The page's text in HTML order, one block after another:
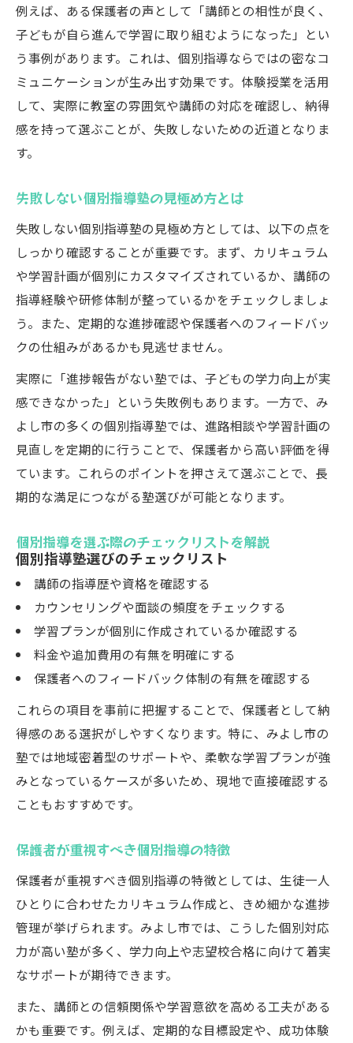
例えば、ある保護者の声として「講師との相性が良く、
子どもが自ら進んで学習に取り組むようになった」とい
う事例があります。これは、個別指導ならではの密なコ
ミュニケーションが生み出す効果です。体験授業を活用
して、実際に教室の雰囲気や講師の対応を確認し、納得
感を持って選ぶことが、失敗しないための近道となりま
す。
失敗しない個別指導塾の見極め方とは
失敗しない個別指導塾の見極め方としては、以下の点を
しっかり確認することが重要です。まず、カリキュラム
や学習計画が個別にカスタマイズされているか、講師の
指導経験や研修体制が整っているかをチェックしましょ
う。また、定期的な進捗確認や保護者へのフィードバッ
クの仕組みがあるかも見逃せません。
実際に「進捗報告がない塾では、子どもの学力向上が実
感できなかった」という失敗例もあります。一方で、み
よし市の多くの個別指導塾では、進路相談や学習計画の
見直しを定期的に行うことで、保護者から高い評価を得
ています。これらのポイントを押さえて選ぶことで、長
期的な満足につながる塾選びが可能となります。
個別指導を選ぶ際のチェックリストを解説
個別指導塾選びのチェックリスト
講師の指導歴や資格を確認する
カウンセリングや面談の頻度をチェックする
学習プランが個別に作成されているか確認する
料金や追加費用の有無を明確にする
保護者へのフィードバック体制の有無を確認する
これらの項目を事前に把握することで、保護者として納
得感のある選択がしやすくなります。特に、みよし市の
塾では地域密着型のサポートや、柔軟な学習プランが強
みとなっているケースが多いため、現地で直接確認する
こともおすすめです。
保護者が重視すべき個別指導の特徴
保護者が重視すべき個別指導の特徴としては、生徒一人
ひとりに合わせたカリキュラム作成と、きめ細かな進捗
管理が挙げられます。みよし市では、こうした個別対応
力が高い塾が多く、学力向上や志望校合格に向けて着実
なサポートが期待できます。
また、講師との信頼関係や学習意欲を高める工夫がある
かも重要です。例えば、定期的な目標設定や、成功体験